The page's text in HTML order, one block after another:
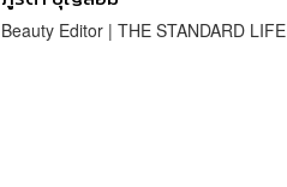
Beauty Editor | THE STANDARD LIFE